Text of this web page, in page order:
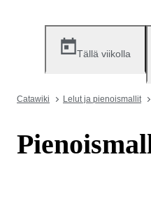
Tällä viikolla
Catawiki Lelut ja pienoismallit